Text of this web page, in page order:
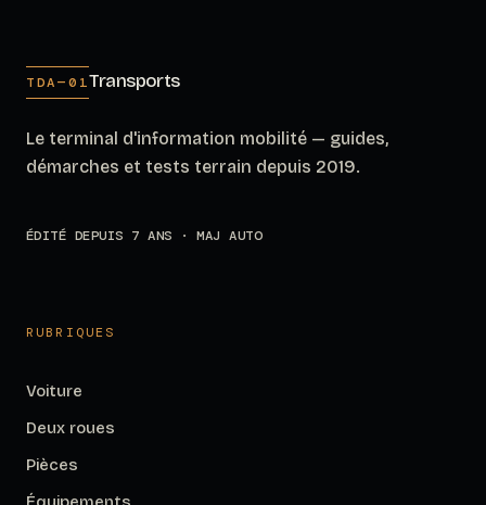
TDA—01Transports
Le terminal d'information mobilité — guides,
démarches et tests terrain depuis 2019.
ÉDITÉ DEPUIS 7 ANS · MAJ AUTO
RUBRIQUES
Voiture
Deux roues
Pièces